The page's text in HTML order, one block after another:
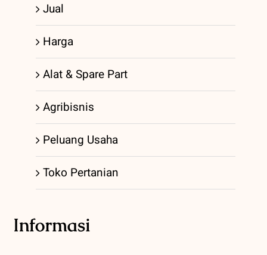
Jual
Harga
Alat & Spare Part
Agribisnis
Peluang Usaha
Toko Pertanian
Informasi